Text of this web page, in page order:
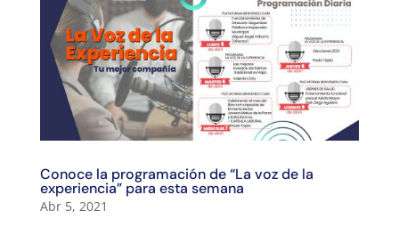
Conoce la programación de “La voz de la
experiencia” para esta semana
Abr 5, 2021